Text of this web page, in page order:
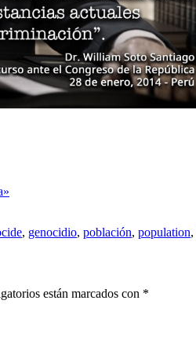
, genocidio, población, population,
están marcados con *